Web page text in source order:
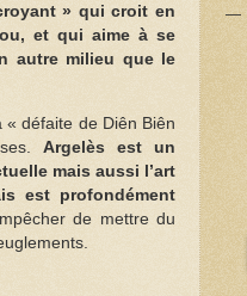
» qui croit en
et qui aime à se
autre milieu que le
« défaite de Diên Biên
Argelès est un
mais aussi l’art
est profondément
de mettre du